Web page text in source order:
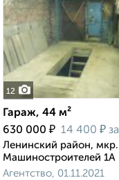
12
Гараж, 44 м²
630 000 ₽ 14 400 ₽
Ленинский район,
Машиностроителей 1А
Агентство, 01.11.2021